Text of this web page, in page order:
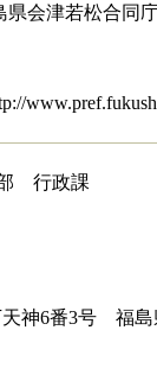
会津若松合同
行政課
神6番3号 福島